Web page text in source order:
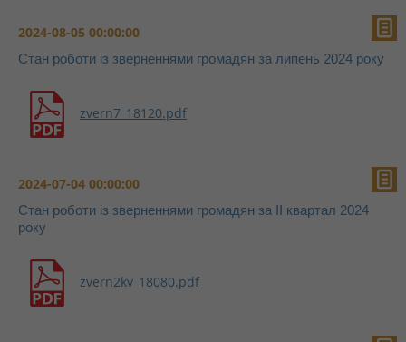
2024-08-05 00:00:00
Стан роботи із зверненнями громадян за липень 2024 року
zvern7_18120.pdf
2024-07-04 00:00:00
Стан роботи із зверненнями громадян за II квартал 2024
року
zvern2kv_18080.pdf